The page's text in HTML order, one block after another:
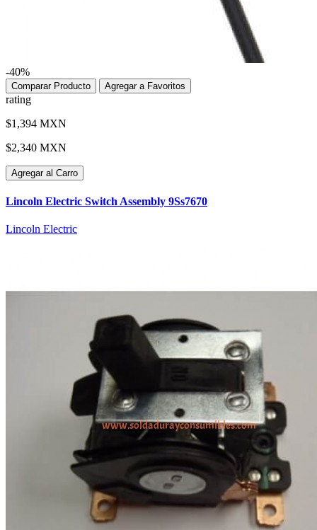
-40%
Comparar Producto Agregar a Favoritos
rating
$1,394 MXN
$2,340 MXN
Agregar al Carro
Lincoln Electric Switch Assembly 9Ss7670
Lincoln Electric